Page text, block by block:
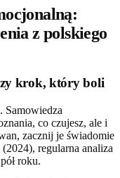
z polskiego
krok, który boli
Samowiedza
co czujesz, ale i
zacznij je świadomie
regularna analiza
roku.